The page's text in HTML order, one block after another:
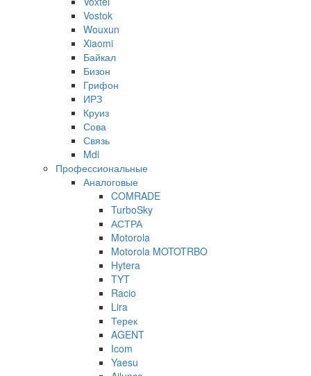
Vostok
Wouxun
Xiaomi
Байкал
Бизон
Грифон
ИРЗ
Круиз
Сова
Связь
Mdi
Профессиональные
Аналоговые
COMRADE
TurboSky
АСТРА
Motorola
Motorola MOTOTRBO
Hytera
TYT
Racio
Lira
Терек
AGENT
Icom
Yaesu